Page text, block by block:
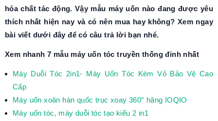
hóa chất tác động. Vậy mẫu máy uốn nào đang được yêu
thích nhất hiện nay và có nên mua hay không? Xem ngay
bài viết dưới đây để có câu trả lời bạn nhé.
Xem nhanh 7 mẫu máy uốn tóc truyền thống đỉnh nhất
Máy Duỗi Tóc 2in1- Máy Uốn Tóc Kèm Vỏ Bảo Vệ Cao
Cấp
Máy uốn xoăn hàn quốc trục xoay 360° hãng IOQIO
Máy uốn tóc, máy duỗi tóc tạo kiểu 2 in1